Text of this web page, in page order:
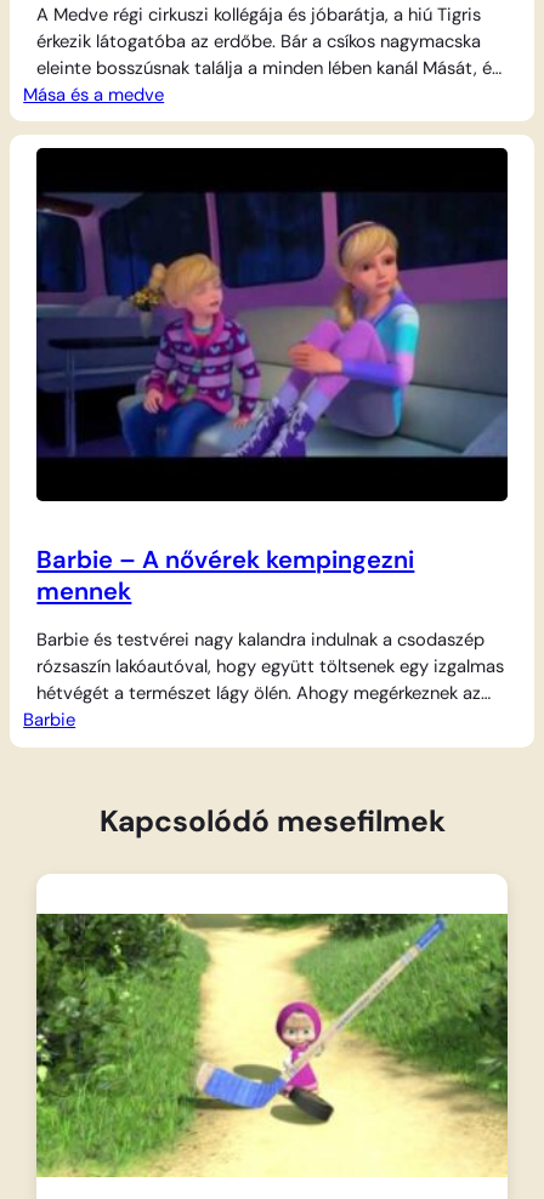
A Medve régi cirkuszi kollégája és jóbarátja, a hiú Tigris
érkezik látogatóba az erdőbe. Bár a csíkos nagymacska
eleinte bosszúsnak találja a minden lében kanál Mását, és
egy trükkel megpróbálja az erdő mélyén hagyni, hamar rá
kell jönnie, hogy a kislányt nem olyan könnyű lerázni. A
kalandos kerékpáros üldözés és egy kis ápolás után
Mása és a medve
Barbie – A nővérek kempingezni
mennek
Barbie és testvérei nagy kalandra indulnak a csodaszép
rózsaszín lakóautóval, hogy együtt töltsenek egy izgalmas
hétvégét a természet lágy ölén. Ahogy megérkeznek az
erdőbe, mindenki azonnal talál magának elfoglaltságot. A
lányok közösen állítják fel a színes sátrakat a fák alatt,
kerekezve…
Barbie
Kapcsolódó mesefilmek